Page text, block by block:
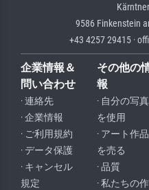
9586 Finkenstein
+43 4257 29415 ·
企業情報＆
問い合わせ
· 連絡先
· 企業情報
· ご利用規約
· データ保護
· キャンセル
規定
その他の
報
· 自分の写真
を使用
· アート作品
を売る
· 品質
· 私たちの作